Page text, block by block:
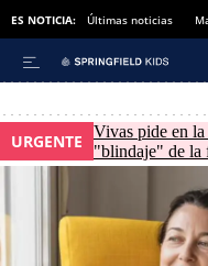
ES NOTICIA: Últimas noticias
URGENTE
Vivas pide en
"blindaje" de la